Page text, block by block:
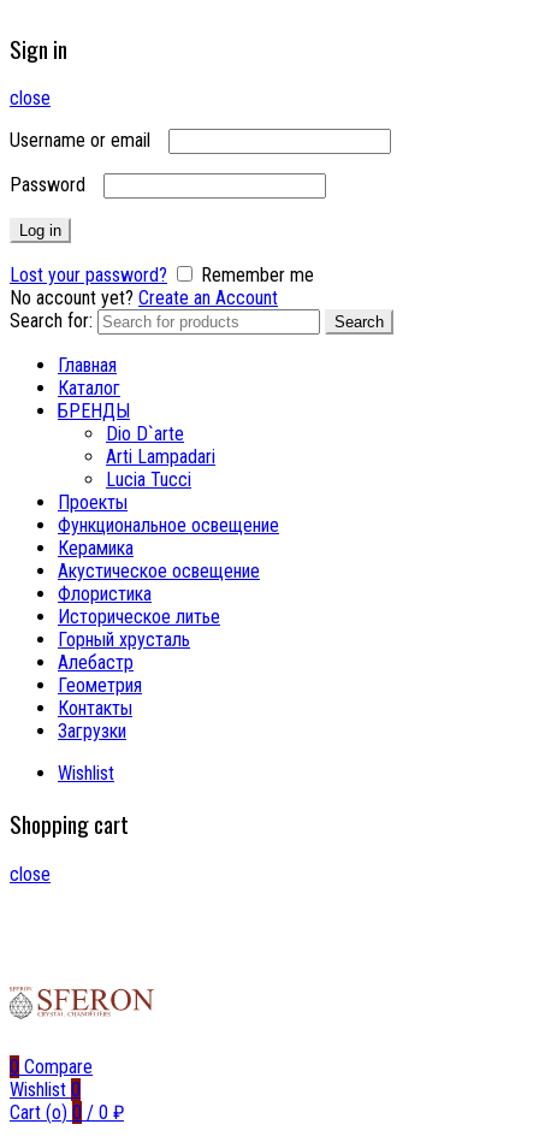
Sign in
close
Username or email
Password
Log in
Lost your password?
Remember me
No account yet? Create an Account
Search for:
Search
Главная
Каталог
БРЕНДЫ
Dio D`arte
Arti Lampadari
Lucia Tucci
Проекты
Функциональное освещение
Керамика
Акустическое освещение
Флористика
Историческое литье
Горный хрусталь
Алебастр
Геометрия
Контакты
Загрузки
Wishlist
Shopping cart
close
0 Compare
Wishlist 0
Cart (o) 0 / 0 ₽